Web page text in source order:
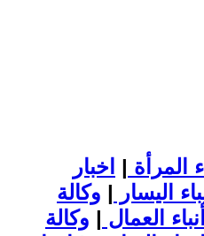
المرأة | اخبار
اليسار | وكالة
العمال | وكالة